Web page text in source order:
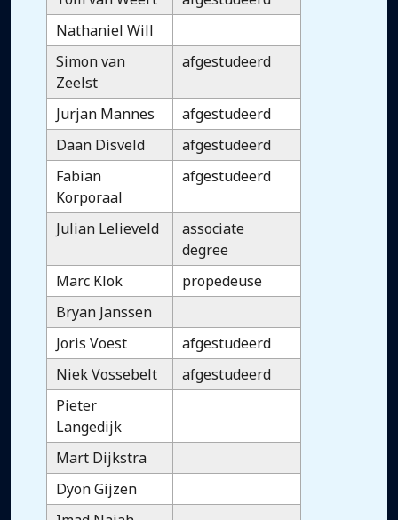
Nathaniel Will
Simon van
Zeelst
afgestudeerd
Jurjan Mannes
afgestudeerd
Daan Disveld
afgestudeerd
Fabian
Korporaal
afgestudeerd
Julian Lelieveld
associate
degree
Marc Klok
propedeuse
Bryan Janssen
Joris Voest
afgestudeerd
Niek Vossebelt
afgestudeerd
Pieter
Langedijk
Mart Dijkstra
Dyon Gijzen